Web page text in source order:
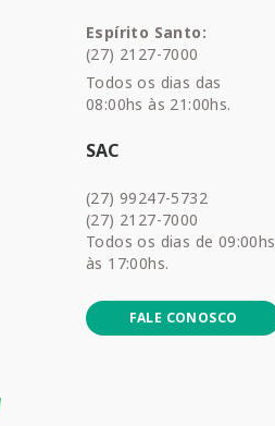
Espírito Santo:
(27) 2127-7000
Todos os dias das
08:00hs às 21:00hs.
SAC
(27) 99247-5732
(27) 2127-7000
Todos os dias de 09:00hs
às 17:00hs.
FALE CONOSCO